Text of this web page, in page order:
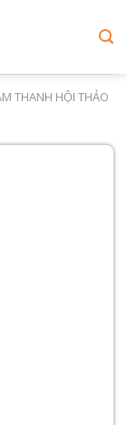
THANH HỘI THẢO